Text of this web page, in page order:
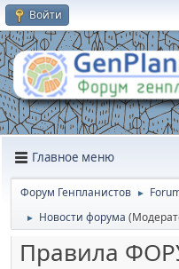
Войти
Главное меню
Форум Генпланистов ►
► Новости форума
Правила